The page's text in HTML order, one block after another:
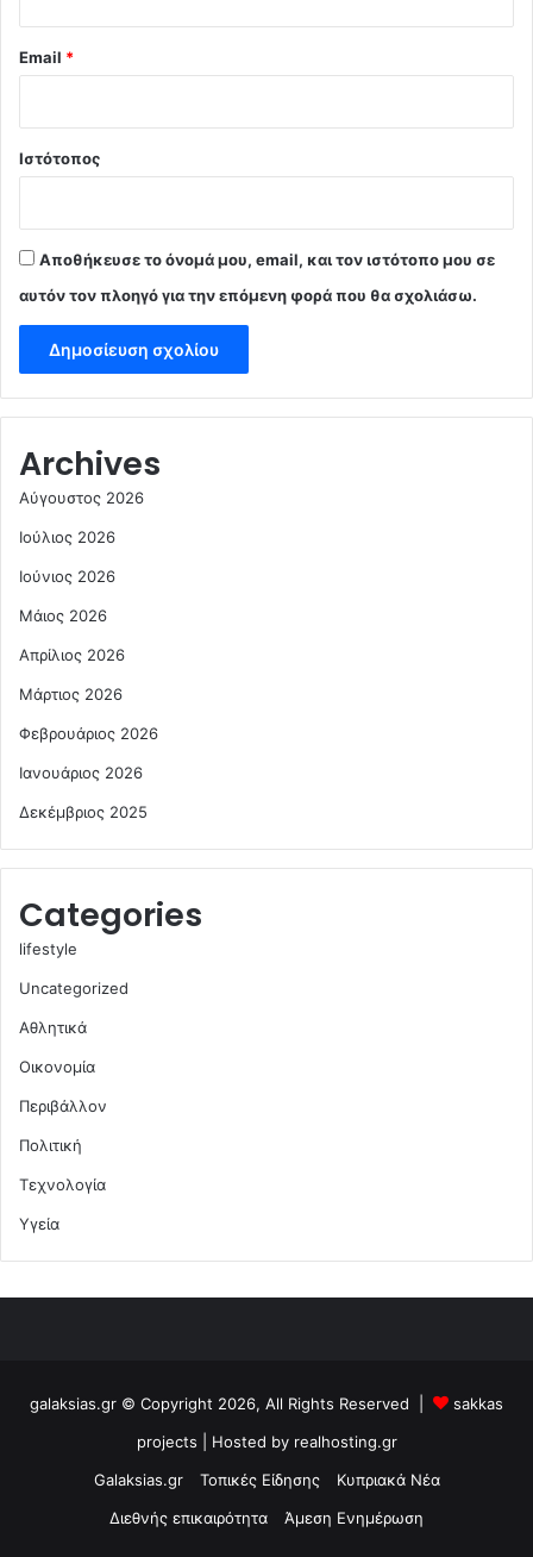
Email *
Ιστότοπος
Αποθήκευσε το όνομά μου, email, και τον ιστότοπο μου σε
αυτόν τον πλοηγό για την επόμενη φορά που θα σχολιάσω.
Archives
Αύγουστος 2026
Ιούλιος 2026
Ιούνιος 2026
Μάιος 2026
Απρίλιος 2026
Μάρτιος 2026
Φεβρουάριος 2026
Ιανουάριος 2026
Δεκέμβριος 2025
Categories
lifestyle
Uncategorized
Αθλητικά
Οικονομία
Περιβάλλον
Πολιτική
Τεχνολογία
Υγεία
galaksias.gr © Copyright 2026, All Rights Reserved |
sakkas
projects | Hosted by realhosting.gr
Galaksias.gr
Τοπικές Είδησης
Κυπριακά Νέα
Διεθνής επικαιρότητα
Άμεση Ενημέρωση